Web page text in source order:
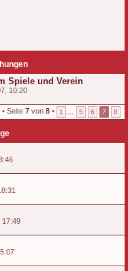
Spiele und Verein
10:20
Seite 7 von 8 • 1 5 6 7 8
17:49